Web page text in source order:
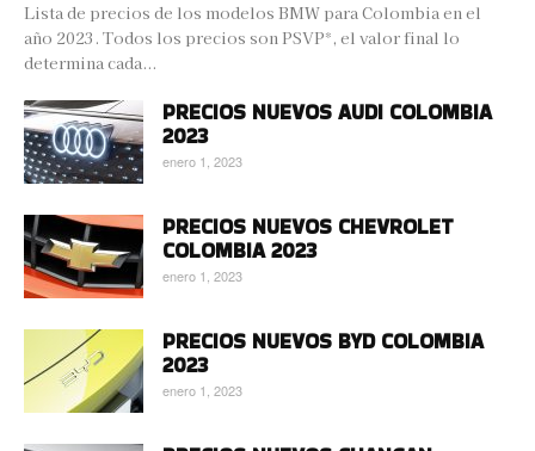
Lista de precios de los modelos BMW para Colombia en el
año 2023. Todos los precios son PSVP*, el valor final lo
determina cada...
PRECIOS NUEVOS AUDI COLOMBIA
2023
enero 1, 2023
PRECIOS NUEVOS CHEVROLET
COLOMBIA 2023
enero 1, 2023
PRECIOS NUEVOS BYD COLOMBIA
2023
enero 1, 2023